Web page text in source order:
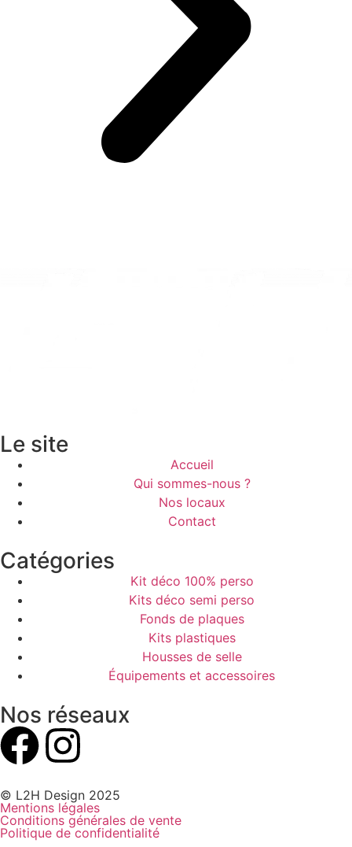
Le site
Accueil
Qui sommes-nous ?
Nos locaux
Contact
Catégories
Kit déco 100% perso
Kits déco semi perso
Fonds de plaques
Kits plastiques
Housses de selle
Équipements et accessoires
Nos réseaux
© L2H Design 2025
Mentions légales
Conditions générales de vente
Politique de confidentialité